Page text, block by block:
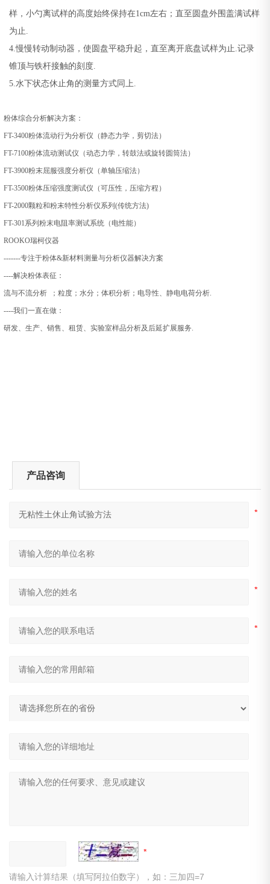
样，小勺离试样的高度始终保持在1cm左右；直至圆盘外围盖满试样
为止.
4.慢慢转动制动器，使圆盘平稳升起，直至离开底盘试样为止.记录
锥顶与铁杆接触的刻度.
5.水下状态休止角的测量方式同上.
粉体综合分析解决方案：
FT-3400粉体流动行为分析仪（静态力学，剪切法）
FT-7100粉体流动测试仪（动态力学，转鼓法或旋转圆筒法）
FT-3900粉末屈服强度分析仪（单轴压缩法）
FT-3500粉体压缩强度测试仪（可压性，压缩方程）
FT-2000颗粒和粉末特性分析仪系列(传统方法)
FT-301系列粉末电阻率测试系统（电性能）
ROOKO瑞柯仪器
-------专注于粉体&新材料测量与分析仪器解决方案
----解决粉体表征：
流与不流分析 ；粒度；水分；体积分析；电导性、静电电荷分析.
----我们一直在做：
研发、生产、销售、租赁、实验室样品分析及后延扩展服务.
产品咨询
请输入计算结果（填写阿拉伯数字），如：三加四=7